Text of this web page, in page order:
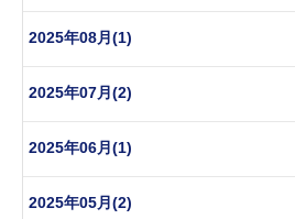
2025年08月(1)
2025年07月(2)
2025年06月(1)
2025年05月(2)